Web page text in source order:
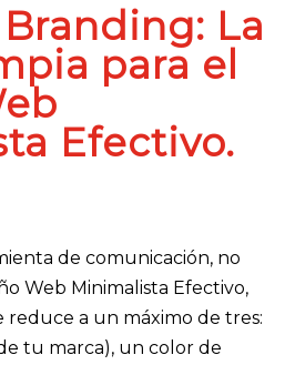
La
para el
Efectivo.
de comunicación, no
Web Minimalista Efectivo,
reduce a un máximo de tres:
tu marca), un color de